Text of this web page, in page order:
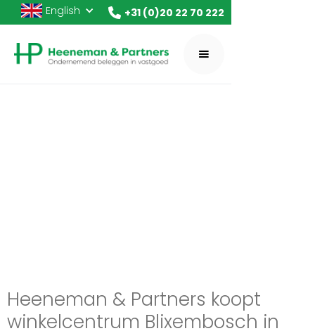
English +31 (0)20 22 70 222
Heeneman & Partners koopt
winkelcentrum Blixembosch in